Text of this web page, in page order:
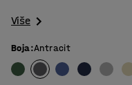
Više
Boja:Antracit